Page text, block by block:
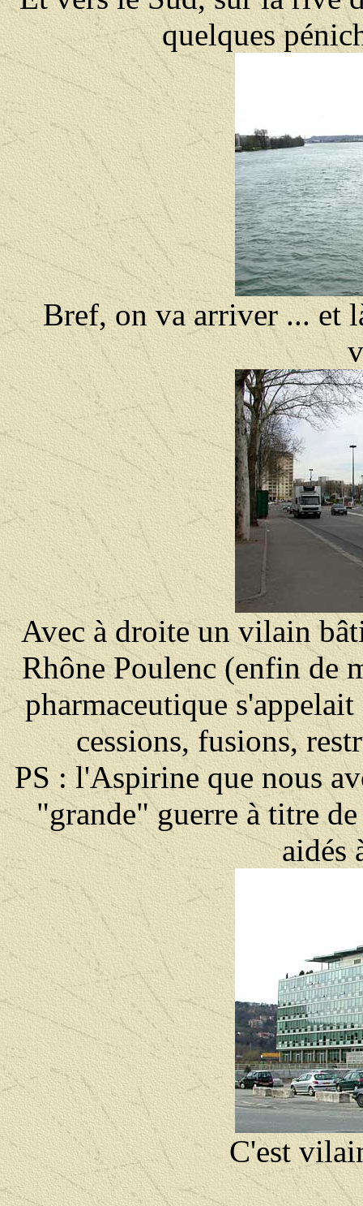
quelques
Bref, on va arriver ... et
Avec à droite un vilain
Rhône Poulenc (enfin de
pharmaceutique
cessions, fusions,
PS : l'Aspirine que nous
"grande" guerre à titre
aidés
C'est